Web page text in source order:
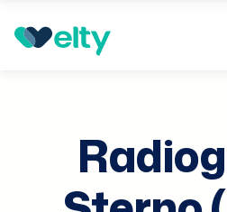
Prenota visita